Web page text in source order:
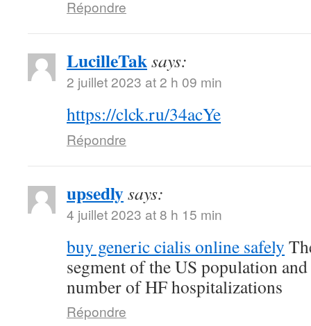
Répondre
LucilleTaksays:
2 juillet 2023 at 2 h 09 min
https://clck.ru/34acYe
Répondre
upsedlysays:
4 juillet 2023 at 8 h 15 min
buy generic cialis online safely
segment of the US population
number of HF hospitalizations
Répondre